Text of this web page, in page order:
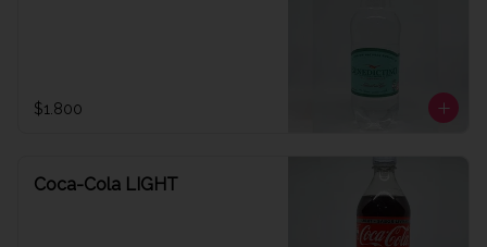
$1.800
Coca-Cola LIGHT